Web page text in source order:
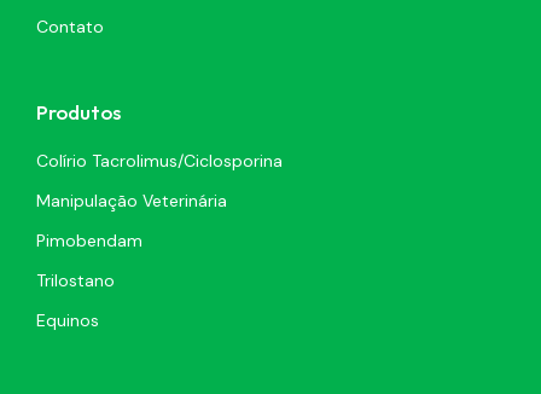
Contato
Produtos
Colírio Tacrolimus/Ciclosporina
Manipulação Veterinária
Pimobendam
Trilostano
Equinos